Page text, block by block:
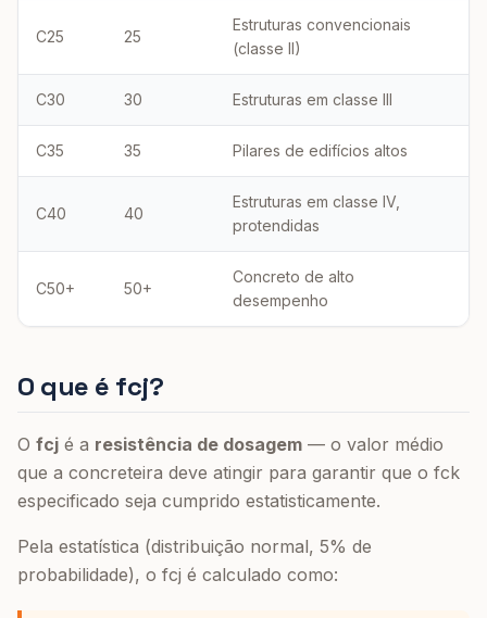
C25 25
Estruturas convencionais
(classe II)
C30 30 Estruturas em classe III
C35 35 Pilares de edifícios altos
C40 40
Estruturas em classe IV,
protendidas
C50+ 50+
Concreto de alto
desempenho
O que é fcj?
O fcj é a resistência de dosagem — o valor médio
que a concreteira deve atingir para garantir que o fck
especificado seja cumprido estatisticamente.
Pela estatística (distribuição normal, 5% de
probabilidade), o fcj é calculado como: